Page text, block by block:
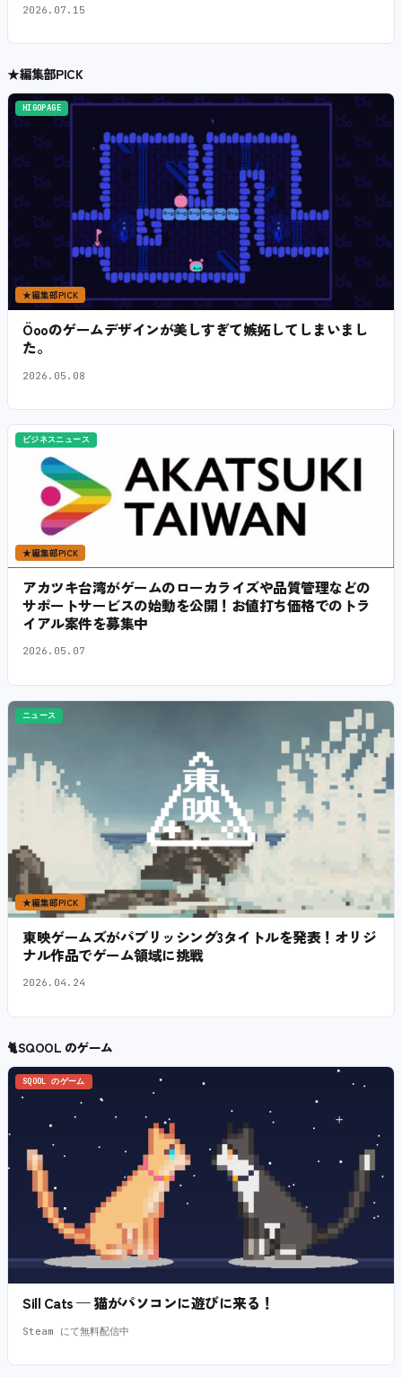
2026.07.15
★編集部PICK
HIGOPAGE
★編集部PICK
Öooのゲームデザインが美しすぎて嫉妬してしまいまし
た。
2026.05.08
ビジネスニュース
★編集部PICK
アカツキ台湾がゲームのローカライズや品質管理などの
サポートサービスの始動を公開！お値打ち価格でのトラ
イアル案件を募集中
2026.05.07
ニュース
★編集部PICK
東映ゲームズがパブリッシング3タイトルを発表！オリジ
ナル作品でゲーム領域に挑戦
2026.04.24
🐈SQOOL のゲーム
SQOOL のゲーム
Sill Cats — 猫がパソコンに遊びに来る！
Steam にて無料配信中